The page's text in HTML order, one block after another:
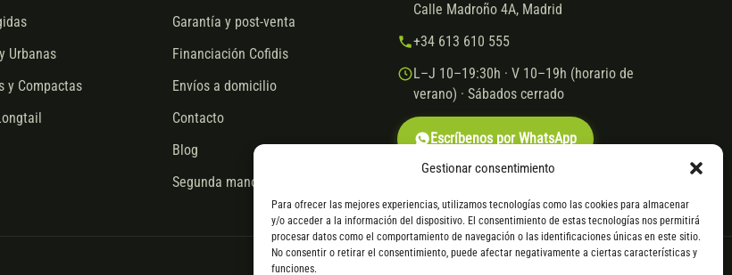
Gestionar consentimiento
Para ofrecer las mejores experiencias, utilizamos tecnologías como las cookies para almacenar
y/o acceder a la información del dispositivo. El consentimiento de estas tecnologías nos permitirá
procesar datos como el comportamiento de navegación o las identificaciones únicas en este sitio.
No consentir o retirar el consentimiento, puede afectar negativamente a ciertas características y
funciones.
Urbanas
y Compactas
Garantía y post-venta
Financiación Cofidis
Envíos a domicilio
Contacto
Blog
Segunda mano
Calle Madroño 4A, Madrid
+34 613 610 555
L–J 10–19:30h · V 10–19h (horario de
verano) · Sábados cerrado
Escríbenos por WhatsApp